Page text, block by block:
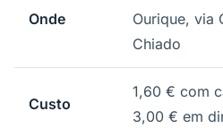
Onde
Ourique, via
Chiado
Custo
1,60 € com
3,00 € em